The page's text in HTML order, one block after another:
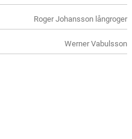
Roger Johansson långroger
Werner Vabulsson